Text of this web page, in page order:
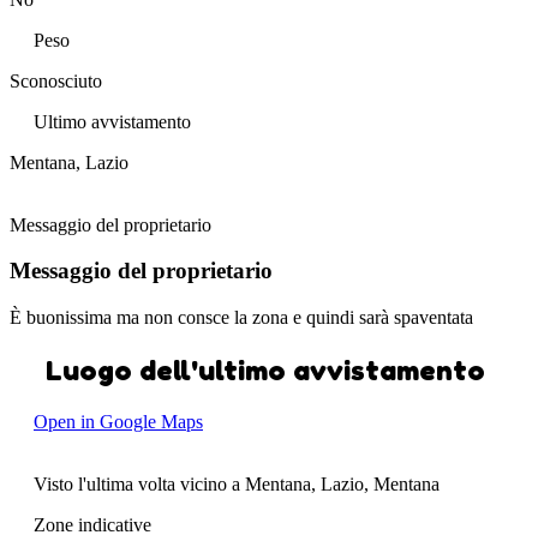
Peso
Sconosciuto
Ultimo avvistamento
Mentana, Lazio
Messaggio del proprietario
Messaggio del proprietario
È buonissima ma non consce la zona e quindi sarà spaventata
Luogo dell'ultimo avvistamento
Open in Google Maps
Visto l'ultima volta vicino a Mentana, Lazio, Mentana
Zone indicative